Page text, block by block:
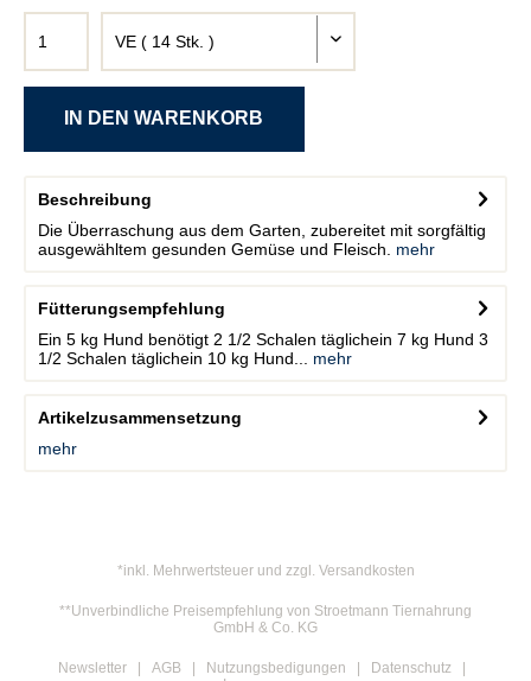
Beschreibung
Die Überraschung aus dem Garten, zubereitet mit sorgfältig
ausgewähltem gesunden Gemüse und Fleisch.
mehr
Fütterungsempfehlung
Ein 5 kg Hund benötigt 2 1/2 Schalen täglichein 7 kg Hund 3
1/2 Schalen täglichein 10 kg Hund...
mehr
Artikelzusammensetzung
mehr
*inkl. Mehrwertsteuer und zzgl. Versandkosten
**Unverbindliche Preisempfehlung von Stroetmann Tiernahrung
GmbH & Co. KG
Newsletter AGB Nutzungsbedigungen
Datenschutz